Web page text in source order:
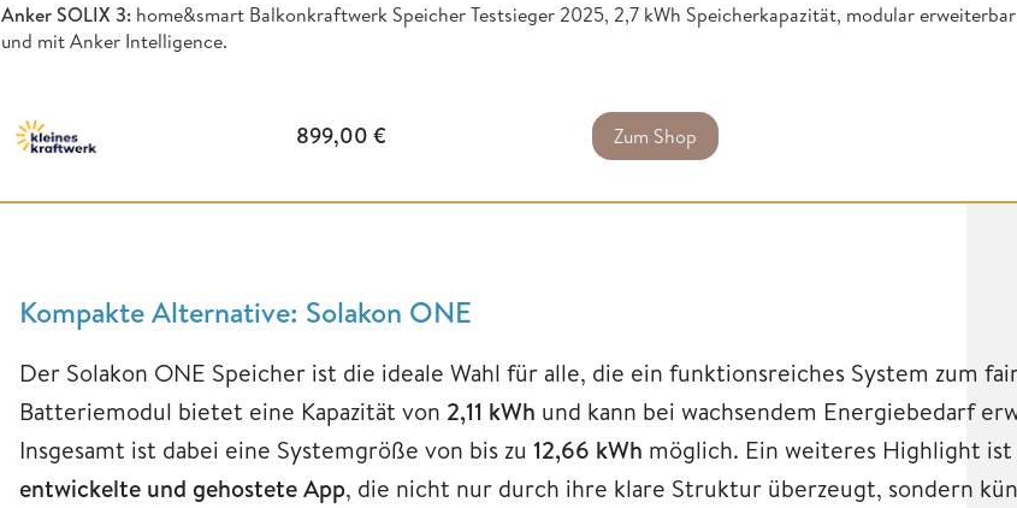
Anker SOLIX 3:home&smart Balkonkraftwerk Speicher Testsieger 2025, 2,7 kWh Speicherkapazität, modular erweiterbar
und mit Anker Intelligence.
899,00€ Zum Shop
Kompakte Alternative: Solakon ONE
Der Solakon ONE Speicher ist die ideale Wahl für alle, die ein funktionsreiches System zum
Batteriemodul bietet eine Kapazität von 2,11 kWh und kann bei wachsendem Energiebedarf
Insgesamt ist dabei eine Systemgröße von bis zu12,66 kWh möglich. Ein weiteres Highlight
entwickelte und gehostete App, die nicht nur durch ihre klare Struktur überzeugt, sondern